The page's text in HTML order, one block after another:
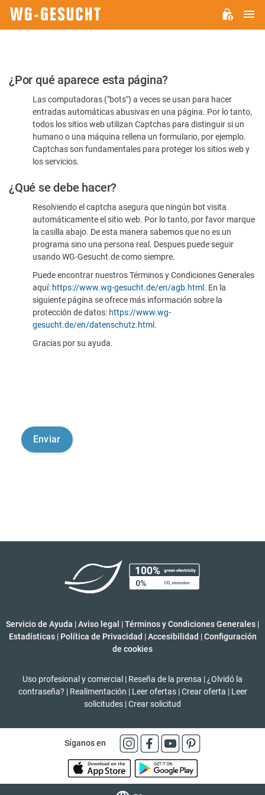
Por
favor,
confirme
humano
¿Por qué aparece esta página?
Las computadoras ("bots") a veces se usan para hacer
entradas automáticas abusivas en una página. Por lo tanto,
todos los sitios web utilizan Captchas para distinguir si un
humano o una máquina rellena un formulario, por ejemplo.
Captchas son fundamentales para proteger los sitios web y
los servicios.
¿Qué se debe hacer?
Resolviendo el captcha asegura que ningún bot visita
automáticamente el sitio web. Por lo tanto, por favor marque
la casilla abajo. De esta manera sabemos que no es un
programa sino una persona real. Despues puede seguir
usando WG-Gesucht.de como siempre.
Puede encontrar nuestros Términos y Condiciones Generales
aquí: https://www.wg-gesucht.de/en/agb.html . En la
siguiente página se ofrece más información sobre la
protección de datos: https://www.wg-
gesucht.de/en/datenschutz.html .
Gracias por su ayuda.
Servicio de Ayuda |Aviso legal |Términos y Condiciones Generales |
Estadísticas | Política de Privacidad | Accesibilidad | Configuración
de cookies
Uso profesional y comercial | Reseña de la prensa | ¿Olvidó la
contraseña? | Realimentación | Leer ofertas | Crear oferta | Leer
solicitudes |Crear solicitud
Síganos en